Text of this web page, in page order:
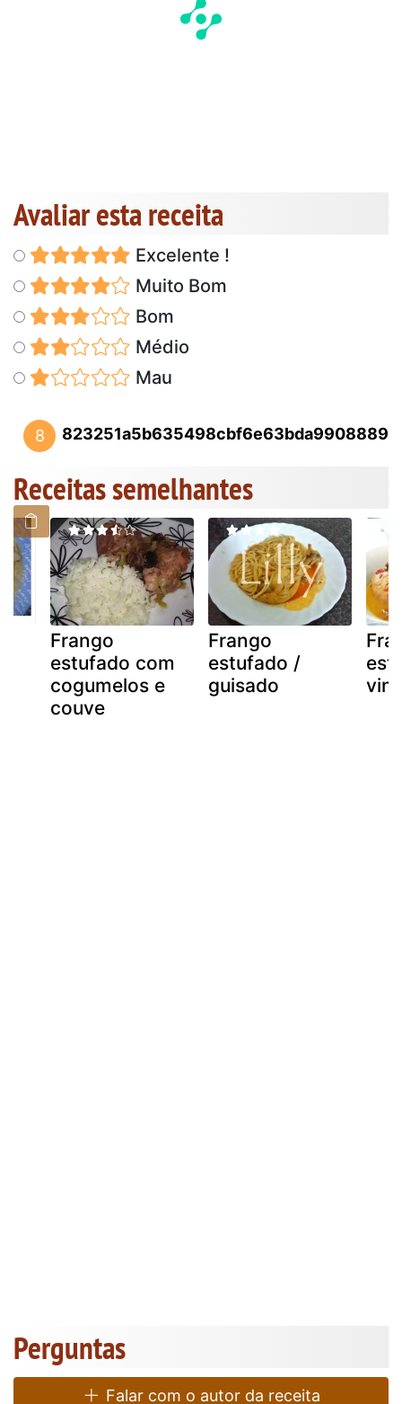
Avaliar esta receita
Excelente !
Muito Bom
Bom
Médio
Mau
8 823251a5b635498cbf6e63bda9908889
Receitas semelhantes
Frango
estufado com
cogumelos e
couve
Frango
estufado /
guisado
Perguntas
Falar com o autor da receita